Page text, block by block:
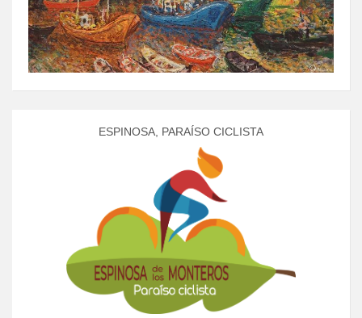
ESPINOSA, PARAÍSO CICLISTA